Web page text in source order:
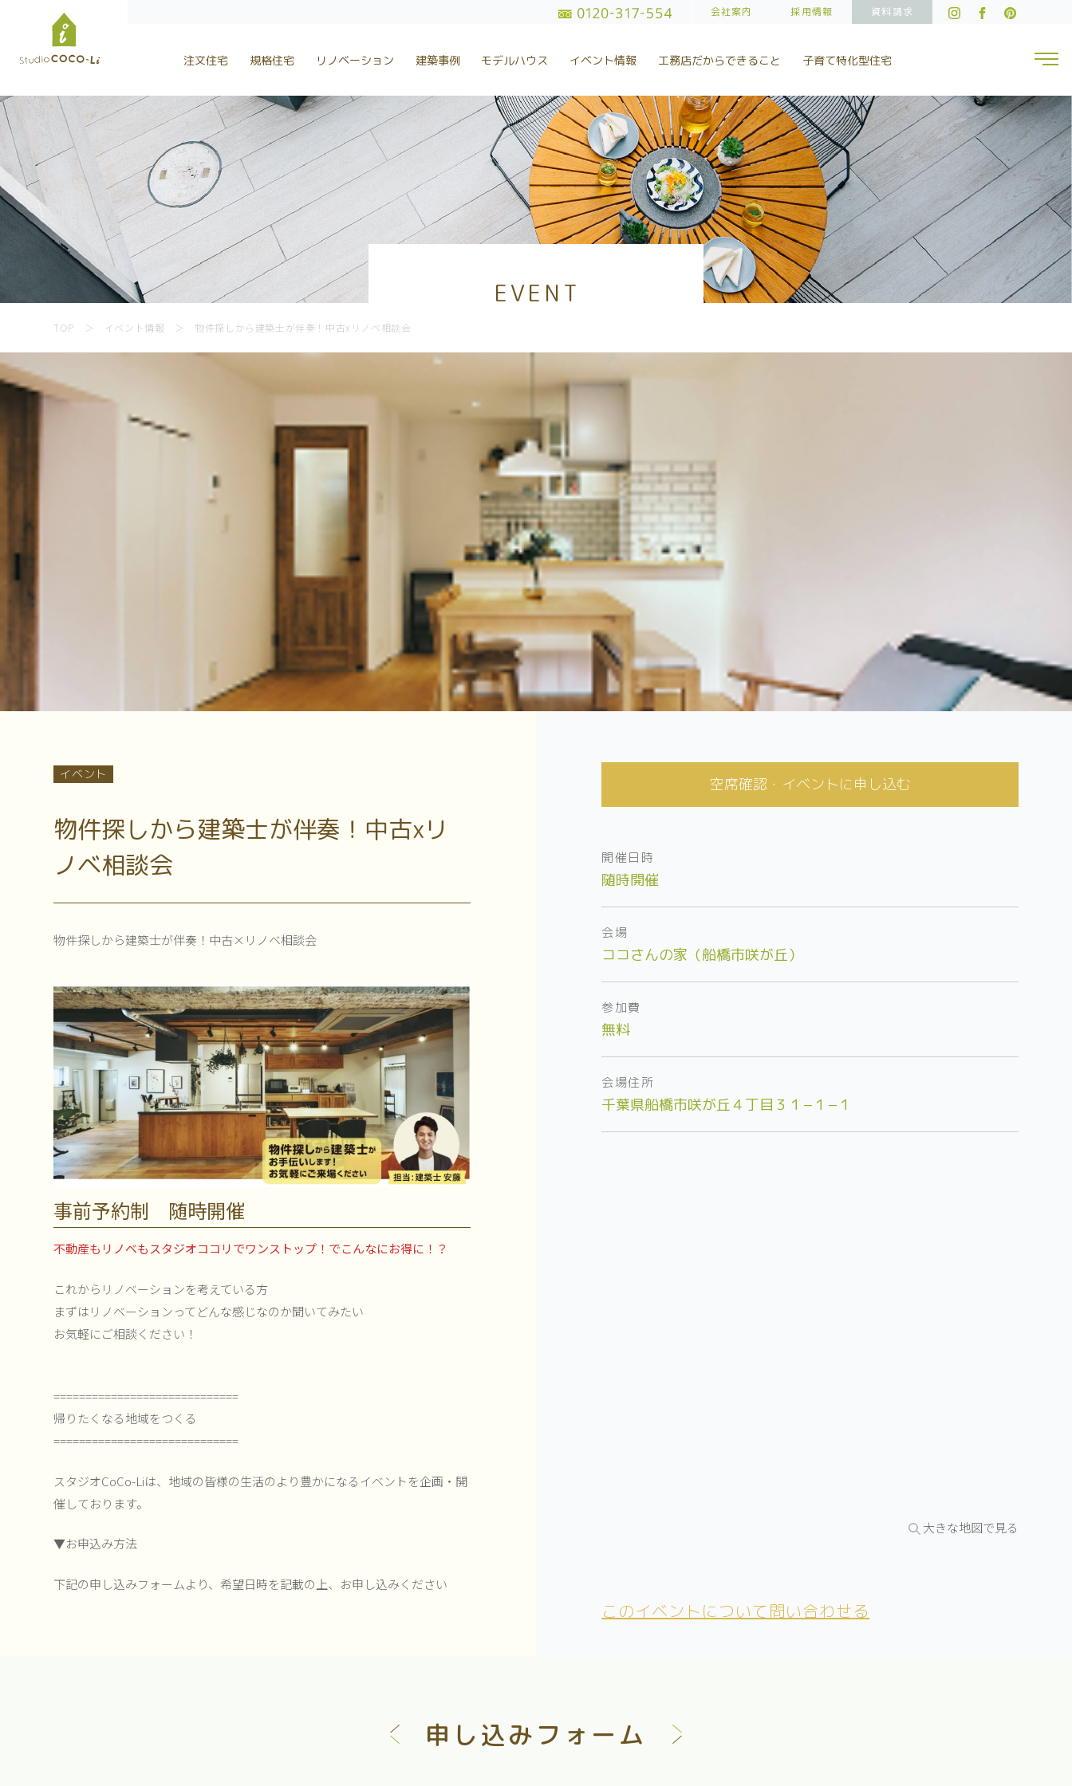
Skip
to
content
株式会社スタジオCoco-Li｜注文住宅・リフォーム・リノベーションは一級建築士のいるココリにおまかせ|千葉県船橋市
スタジオCoco-Li（ココリ）は千葉県船橋市を中心に注文住宅、リノベーションから土地探しを行っている一級建築士事務所・工務店です。船橋市内のモデルハウスは見学可能。習志野市・八千代市・
鎌ヶ谷市にも建築実績多数。一人ひとりに、心地よい暮らしを。お家を作る過程も楽しい家づくりを目指しています。
会社案内 採用情報 資料請求
注文住宅 規格住宅 リノベーション 建築事例 モデルハウス イベント情報 工務店だからできること 子育て特化型住宅
EVENT
TOP ＞ イベント情報 ＞ 物件探しから建築士が伴奏！中古xリノベ相談会
イベント
物件探しから建築士が伴奏！中古xリ
ノベ相談会
物件探しから建築士が伴奏！中古×リノベ相談会
事前予約制 随時開催
不動産もリノベもスタジオココリでワンストップ！でこんなにお得に！？
これからリノベーションを考えている方
まずはリノベーションってどんな感じなのか聞いてみたい
お気軽にご相談ください！
=============================
帰りたくなる地域をつくる
=============================
スタジオCoCo-Liは、地域の皆様の生活のより豊かになるイベントを企画・開
催しております。
▼お申込み方法
下記の申し込みフォームより、希望日時を記載の上、お申し込みください
空席確認・イベントに申し込む
開催日時
随時開催
会場
ココさんの家（船橋市咲が丘）
参加費
無料
会場住所
千葉県船橋市咲が丘４丁目３１−１−１
大きな地図で見る
このイベントについて問い合わせる
申し込みフォーム